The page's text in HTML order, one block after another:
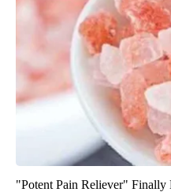
"Potent Pain Reliever" Finally